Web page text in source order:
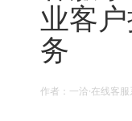
业客
务
作者：一洽·在线客